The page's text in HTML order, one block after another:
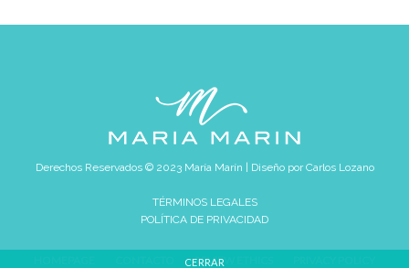
Derechos Reservados © 2023 María Marín | Diseño porCarlos Lozano
TÉRMINOS LEGALES
POLÍTICA DE PRIVACIDAD
REVIEW ETHICS
CERRAR